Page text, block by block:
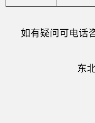
如有疑问可电话
东